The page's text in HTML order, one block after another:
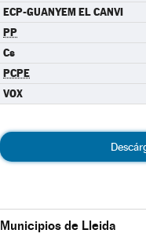
ECP-GUANYEM EL CANVI
PP
Cs
PCPE
VOX
Municipios de Lleida